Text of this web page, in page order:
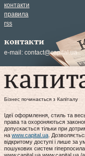
контакти
правила
rss
контакти
e-mail: contact@capital.ua
Бізнес починається з Капіталу
Ідеї оформлення, стиль та
права та охороняються
допускається тільки при
на www.capital.ua .
відкритому доступі і лише за
пошукових систем
www.capital.ua www.capital.ua /